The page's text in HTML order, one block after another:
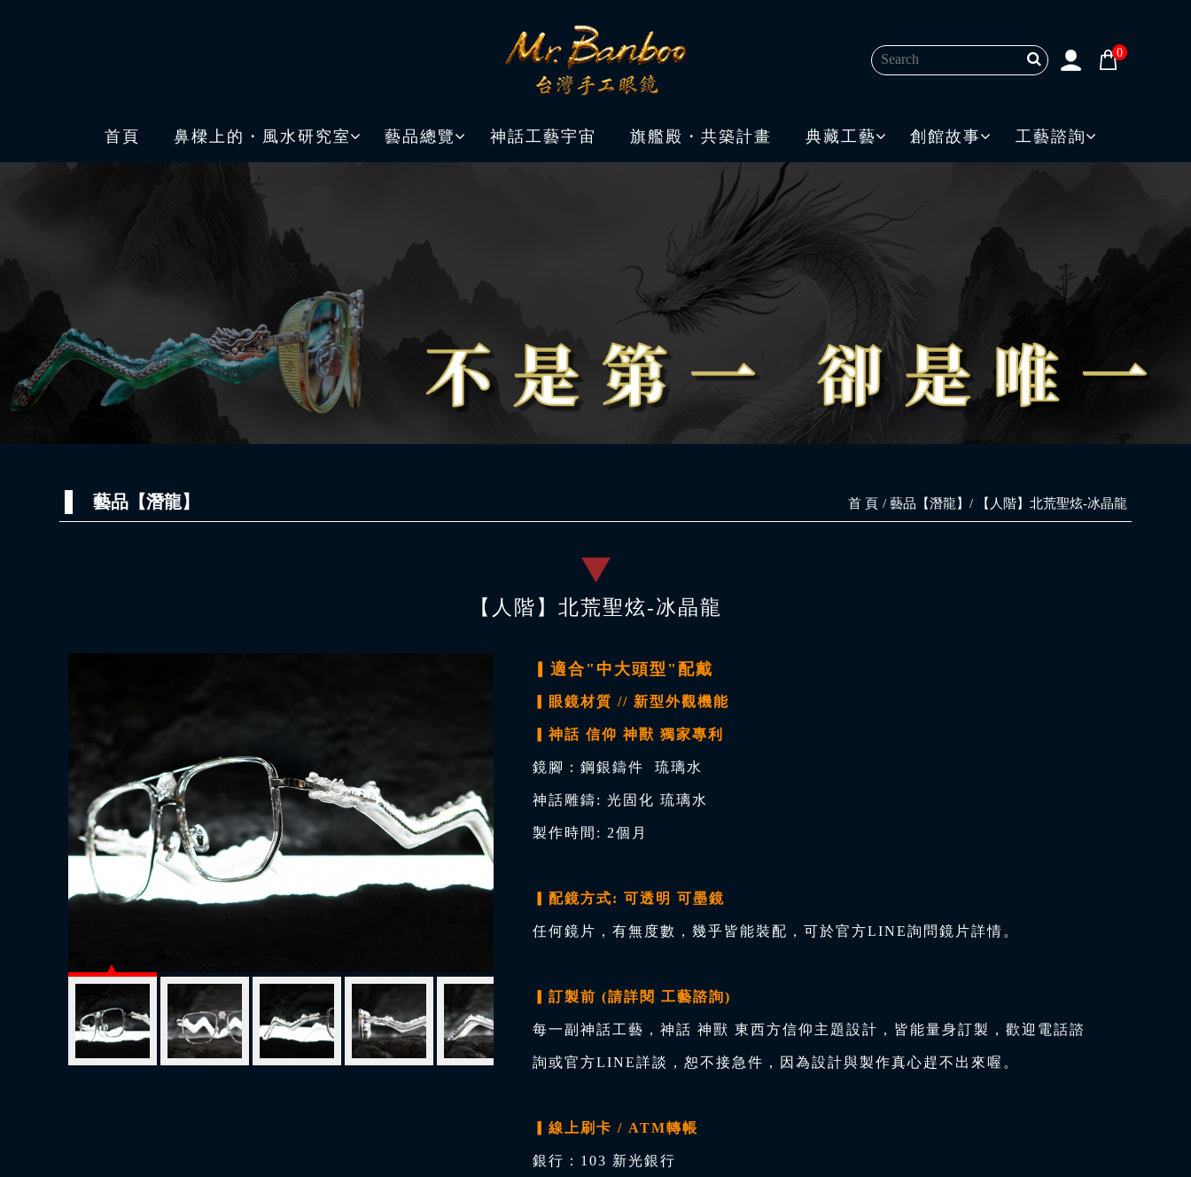
0
首頁 鼻樑上的・風水研究室 藝品總覽 神話工藝宇宙 旗艦殿・共築計畫 典藏工藝 創館故事 工藝諮詢
藝品【潛龍】 首 頁 藝品【潛龍】 【人階】北荒聖炫-冰晶龍
【人階】北荒聖炫-冰晶龍
▎適合"中大頭型"配戴
▎眼鏡材質 // 新型外觀機能
▎神話 信仰 神獸 獨家專利
鏡腳：鋼銀鑄件 琉璃水
神話雕鑄: 光固化 琉璃水
製作時間: 2個月
▎配鏡方式: 可透明 可墨鏡
任何鏡片，有無度數，幾乎皆能裝配，可於官方LINE詢問鏡片詳情。
▎訂製前 (請詳閱 工藝諮詢)
每一副神話工藝，神話 神獸 東西方信仰主題設計，皆能量身訂製，歡迎電話諮
詢或官方LINE詳談，恕不接急件，因為設計與製作真心趕不出來喔。
▎線上刷卡 / ATM轉帳
銀行：103 新光銀行